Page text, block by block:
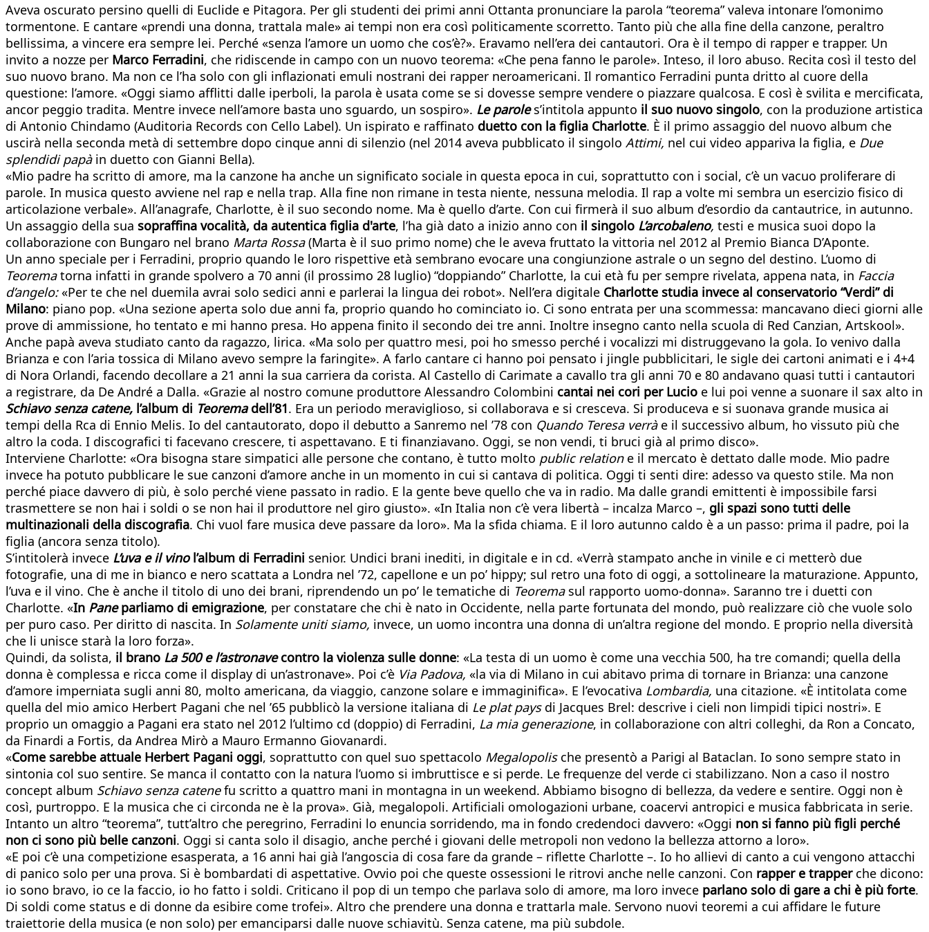
Aveva oscurato persino quelli di Euclide e Pitagora. Per gli studenti dei primi anni Ottanta pronunciare la parola “teorema” valeva intonare l’omonimo
tormentone. E cantare «prendi una donna, trattala male» ai tempi non era così politicamente scorretto. Tanto più che alla fine della canzone, peraltro
bellissima, a vincere era sempre lei. Perché «senza l’amore un uomo che cos’è?». Eravamo nell’era dei cantautori. Ora è il tempo di rapper e trapper. Un
invito a nozze per Marco Ferradini, che ridiscende in campo con un nuovo teorema: «Che pena fanno le parole». Inteso, il loro abuso. Recita così il testo del
suo nuovo brano. Ma non ce l’ha solo con gli inflazionati emuli nostrani dei rapper neroamericani. Il romantico Ferradini punta dritto al cuore della
questione: l’amore. «Oggi siamo afflitti dalle iperboli, la parola è usata come se si dovesse sempre vendere o piazzare qualcosa. E così è svilita e mercificata,
ancor peggio tradita. Mentre invece nell’amore basta uno sguardo, un sospiro». Le paroles’intitola appunto il suo nuovo singolo, con la produzione artistica
di Antonio Chindamo (Auditoria Records con Cello Label). Un ispirato e raffinato duetto con la figlia Charlotte. È il primo assaggio del nuovo album che
uscirà nella seconda metà di settembre dopo cinque anni di silenzio (nel 2014 aveva pubblicato il singolo Attimi, nel cui video appariva la figlia, e Due
splendidi papàin duetto con Gianni Bella).
«Mio padre ha scritto di amore, ma la canzone ha anche un significato sociale in questa epoca in cui, soprattutto con i social, c’è un vacuo proliferare di
parole. In musica questo avviene nel rap e nella trap. Alla fine non rimane in testa niente, nessuna melodia. Il rap a volte mi sembra un esercizio fisico di
articolazione verbale». All’anagrafe, Charlotte, è il suo secondo nome. Ma è quello d’arte. Con cui firmerà il suo album d’esordio da cantautrice, in autunno.
Un assaggio della sua sopraffina vocalità, da autentica figlia d'arte, l’ha già dato a inizio anno con il singolo L’arcobaleno, testi e musica suoi dopo la
collaborazione con Bungaro nel brano Marta Rossa(Marta è il suo primo nome) che le aveva fruttato la vittoria nel 2012 al Premio Bianca D’Aponte.
Un anno speciale per i Ferradini, proprio quando le loro rispettive età sembrano evocare una congiunzione astrale o un segno del destino. L’uomo di
Teorematorna infatti in grande spolvero a 70 anni (il prossimo 28 luglio) “doppiando” Charlotte, la cui età fu per sempre rivelata, appena nata, in Faccia
d’angelo:«Per te che nel duemila avrai solo sedici anni e parlerai la lingua dei robot». Nell’era digitale Charlotte studia invece al conservatorio “Verdi” di
Milano: piano pop. «Una sezione aperta solo due anni fa, proprio quando ho cominciato io. Ci sono entrata per una scommessa: mancavano dieci giorni alle
prove di ammissione, ho tentato e mi hanno presa. Ho appena finito il secondo dei tre anni. Inoltre insegno canto nella scuola di Red Canzian, Artskool».
Anche papà aveva studiato canto da ragazzo, lirica. «Ma solo per quattro mesi, poi ho smesso perché i vocalizzi mi distruggevano la gola. Io venivo dalla
Brianza e con l’aria tossica di Milano avevo sempre la faringite». A farlo cantare ci hanno poi pensato i jingle pubblicitari, le sigle dei cartoni animati e i 4+4
di Nora Orlandi, facendo decollare a 21 anni la sua carriera da corista. Al Castello di Carimate a cavallo tra gli anni 70 e 80 andavano quasi tutti i cantautori
a registrare, da De André a Dalla. «Grazie al nostro comune produttore Alessandro Colombini cantai nei cori per Lucio e lui poi venne a suonare il sax alto in
Schiavo senza catene, l’album di Teoremadell’81. Era un periodo meraviglioso, si collaborava e si cresceva. Si produceva e si suonava grande musica ai
tempi della Rca di Ennio Melis. Io del cantautorato, dopo il debutto a Sanremo nel ’78 con Quando Teresa verràe il successivo album, ho vissuto più che
altro la coda. I discografici ti facevano crescere, ti aspettavano. E ti finanziavano. Oggi, se non vendi, ti bruci già al primo disco».
Interviene Charlotte: «Ora bisogna stare simpatici alle persone che contano, è tutto molto public relatione il mercato è dettato dalle mode. Mio padre
invece ha potuto pubblicare le sue canzoni d’amore anche in un momento in cui si cantava di politica. Oggi ti senti dire: adesso va questo stile. Ma non
perché piace davvero di più, è solo perché viene passato in radio. E la gente beve quello che va in radio. Ma dalle grandi emittenti è impossibile farsi
trasmettere se non hai i soldi o se non hai il produttore nel giro giusto». «In Italia non c’è vera libertà – incalza Marco –, gli spazi sono tutti delle
multinazionali della discografia. Chi vuol fare musica deve passare da loro». Ma la sfida chiama. E il loro autunno caldo è a un passo: prima il padre, poi la
figlia (ancora senza titolo).
S’intitolerà invece L’uva e il vinol’album di Ferradini senior. Undici brani inediti, in digitale e in cd. «Verrà stampato anche in vinile e ci metterò due
fotografie, una di me in bianco e nero scattata a Londra nel ’72, capellone e un po’ hippy; sul retro una foto di oggi, a sottolineare la maturazione. Appunto,
l’uva e il vino. Che è anche il titolo di uno dei brani, riprendendo un po’ le tematiche di Teoremasul rapporto uomo-donna». Saranno tre i duetti con
Charlotte. «In Paneparliamo di emigrazione, per constatare che chi è nato in Occidente, nella parte fortunata del mondo, può realizzare ciò che vuole solo
per puro caso. Per diritto di nascita. In Solamente uniti siamo, invece, un uomo incontra una donna di un’altra regione del mondo. E proprio nella diversità
che li unisce starà la loro forza».
Quindi, da solista, il brano La 500 e l’astronavecontro la violenza sulle donne: «La testa di un uomo è come una vecchia 500, ha tre comandi; quella della
donna è complessa e ricca come il display di un’astronave». Poi c’è Via Padova, «la via di Milano in cui abitavo prima di tornare in Brianza: una canzone
d’amore imperniata sugli anni 80, molto americana, da viaggio, canzone solare e immaginifica». E l’evocativa Lombardia, una citazione. «È intitolata come
quella del mio amico Herbert Pagani che nel ’65 pubblicò la versione italiana di Le plat paysdi Jacques Brel: descrive i cieli non limpidi tipici nostri». E
proprio un omaggio a Pagani era stato nel 2012 l’ultimo cd (doppio) di Ferradini, La mia generazione, in collaborazione con altri colleghi, da Ron a Concato,
da Finardi a Fortis, da Andrea Mirò a Mauro Ermanno Giovanardi.
«Come sarebbe attuale Herbert Pagani oggi, soprattutto con quel suo spettacolo Megalopolische presentò a Parigi al Bataclan. Io sono sempre stato in
sintonia col suo sentire. Se manca il contatto con la natura l’uomo si imbruttisce e si perde. Le frequenze del verde ci stabilizzano. Non a caso il nostro
concept album Schiavo senza catenefu scritto a quattro mani in montagna in un weekend. Abbiamo bisogno di bellezza, da vedere e sentire. Oggi non è
così, purtroppo. E la musica che ci circonda ne è la prova». Già, megalopoli. Artificiali omologazioni urbane, coacervi antropici e musica fabbricata in serie.
Intanto un altro “teorema”, tutt’altro che peregrino, Ferradini lo enuncia sorridendo, ma in fondo credendoci davvero: «Oggi non si fanno più figli perché
non ci sono più belle canzoni. Oggi si canta solo il disagio, anche perché i giovani delle metropoli non vedono la bellezza attorno a loro».
«E poi c’è una competizione esasperata, a 16 anni hai già l’angoscia di cosa fare da grande – riflette Charlotte –. Io ho allievi di canto a cui vengono attacchi
di panico solo per una prova. Si è bombardati di aspettative. Ovvio poi che queste ossessioni le ritrovi anche nelle canzoni. Con rapper e trapperche dicono:
io sono bravo, io ce la faccio, io ho fatto i soldi. Criticano il pop di un tempo che parlava solo di amore, ma loro invece parlano solo di gare a chi è più forte.
Di soldi come status e di donne da esibire come trofei». Altro che prendere una donna e trattarla male. Servono nuovi teoremi a cui affidare le future
traiettorie della musica (e non solo) per emanciparsi dalle nuove schiavitù. Senza catene, ma più subdole.